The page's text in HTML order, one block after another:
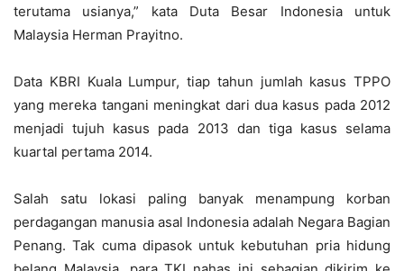
terutama usianya,” kata Duta Besar Indonesia untuk
Malaysia Herman Prayitno.
Data KBRI Kuala Lumpur, tiap tahun jumlah kasus TPPO
yang mereka tangani meningkat dari dua kasus pada 2012
menjadi tujuh kasus pada 2013 dan tiga kasus selama
kuartal pertama 2014.
Salah satu lokasi paling banyak menampung korban
perdagangan manusia asal Indonesia adalah Negara Bagian
Penang. Tak cuma dipasok untuk kebutuhan pria hidung